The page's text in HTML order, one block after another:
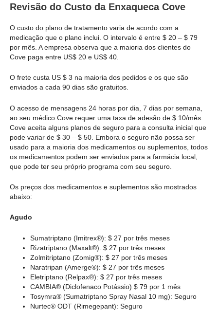
Revisão do Custo da Enxaqueca Cove
O custo do plano de tratamento varia de acordo com a
medicação que o plano inclui. O intervalo é entre $ 20 – $ 79
por mês. A empresa observa que a maioria dos clientes do
Cove paga entre US$ 20 e US$ 40.
O frete custa US $ 3 na maioria dos pedidos e os que são
enviados a cada 90 dias são gratuitos.
O acesso de mensagens 24 horas por dia, 7 dias por semana,
ao seu médico Cove requer uma taxa de adesão de $ 10/mês.
Cove aceita alguns planos de seguro para a consulta inicial que
pode variar de $ 30 – $ 50. Embora o seguro não possa ser
usado para a maioria dos medicamentos ou suplementos, todos
os medicamentos podem ser enviados para a farmácia local,
que pode ter seu próprio programa com seu seguro.
Os preços dos medicamentos e suplementos são mostrados
abaixo:
Agudo
Sumatriptano (Imitrex®): $ 27 por três meses
Rizatriptano (Maxalt®): $ 27 por três meses
Zolmitriptano (Zomig®): $ 27 por três meses
Naratripan (Amerge®): $ 27 por três meses
Eletriptano (Relpax®): $ 27 por três meses
CAMBIA® (Diclofenaco Potássio) $ 79 por 1 mês
Tosymra® (Sumatriptano Spray Nasal 10 mg): Seguro
Nurtec® ODT (Rimegepant): Seguro